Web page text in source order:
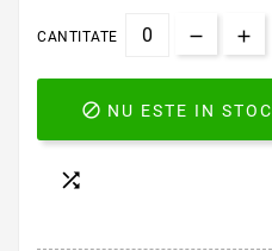
CANTITATE
 NU ESTE IN STOC
